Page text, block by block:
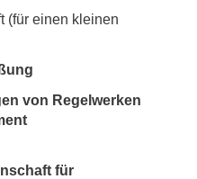
(für einen kleinen
von Regelwerken
für